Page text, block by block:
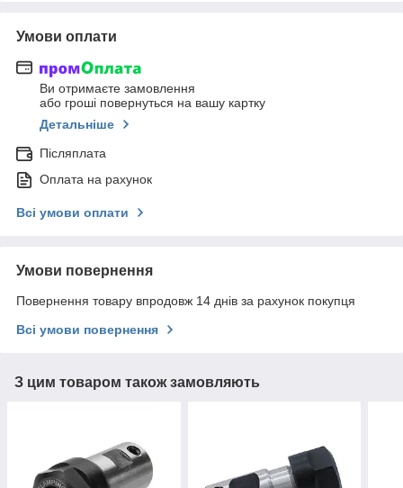
Умови оплати
Ви отримаєте замовлення
або гроші повернуться на вашу картку
Детальніше
Післяплата
Оплата на рахунок
Всі умови оплати
Умови повернення
Повернення товару впродовж 14 днів за рахунок покупця
Всі умови повернення
З цим товаром також замовляють